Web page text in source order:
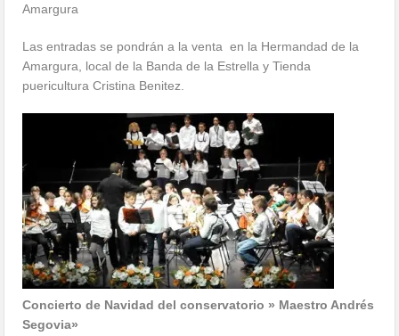
Amargura
Las entradas se pondrán a la venta en la Hermandad de la
Amargura, local de la Banda de la Estrella y Tienda
puericultura Cristina Benitez.
Concierto de Navidad del conservatorio » Maestro Andrés
Segovia»